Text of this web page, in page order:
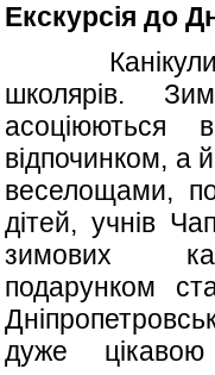
Екскурсія до
Канікули –
школярів.
відпочинком, а
веселощами,
дітей, учнів
зимових
подарунком
дуже